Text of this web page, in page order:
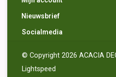
Nieuwsbrief
Socialmedia
© Copyright 2026 ACACIA
Lightspeed